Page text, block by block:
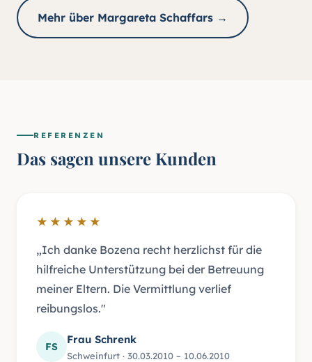
Mehr über Margareta Schaffars →
REFERENZEN
Das sagen unsere Kunden
★★★★★
„Ich danke Bozena recht herzlichst für die
hilfreiche Unterstützung bei der Betreuung
meiner Eltern. Die Vermittlung verlief
reibungslos."
FS
Frau Schrenk
Schweinfurt · 30.03.2010 – 10.06.2010